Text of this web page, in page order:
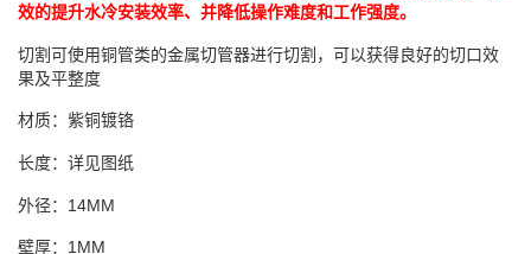
效的提升水冷安装效率、并降低操作难度和工作强度。
切割可使用铜管类的金属切管器进行切割，可以获得良好的切口效
果及平整度
材质：紫铜镀铬
长度：详见图纸
外径：14MM
壁厚：1MM